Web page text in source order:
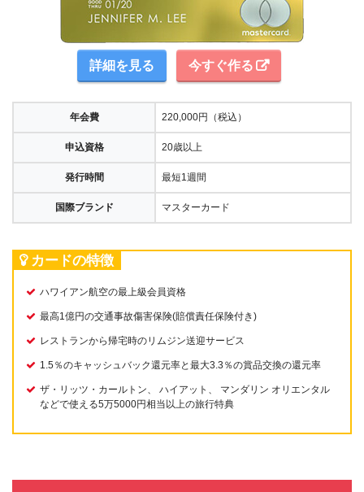
詳細を見る 今すぐ作る
年会費 220,000円（税込）
申込資格 20歳以上
発行時間 最短1週間
国際ブランド マスターカード
カードの特徴
ハワイアン航空の最上級会員資格
最高1億円の交通事故傷害保険(賠償責任保険付き)
レストランから帰宅時のリムジン送迎サービス
1.5％のキャッシュバック還元率と最大3.3％の賞品交換の還元率
ザ・リッツ・カールトン、 ハイアット、 マンダリン オリエンタル
などで使える5万5000円相当以上の旅行特典